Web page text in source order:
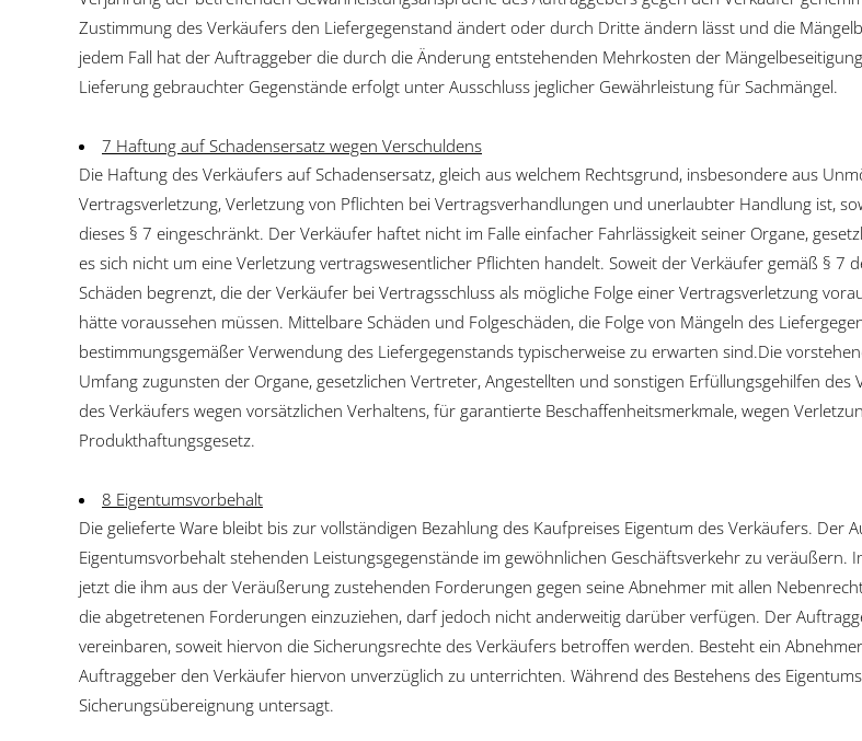
Zustimmung des Verkäufers den Liefergegenstand ändert oder durch Dritte ändern lässt und die
jedem Fall hat der Auftraggeber die durch die Änderung entstehenden Mehrkosten der
Lieferung gebrauchter Gegenstände erfolgt unter Ausschluss jeglicher Gewährleistung für Sachmängel.
7 Haftung auf Schadensersatz wegen Verschuldens
Die Haftung des Verkäufers auf Schadensersatz, gleich aus welchem Rechtsgrund, insbesondere aus
Vertragsverletzung, Verletzung von Pflichten bei Vertragsverhandlungen und unerlaubter Handlung ist,
dieses § 7 eingeschränkt. Der Verkäufer haftet nicht im Falle einfacher Fahrlässigkeit seiner Organe,
es sich nicht um eine Verletzung vertragswesentlicher Pflichten handelt. Soweit der Verkäufer gemäß §
Schäden begrenzt, die der Verkäufer bei Vertragsschluss als mögliche Folge einer Vertragsverletzung
hätte voraussehen müssen. Mittelbare Schäden und Folgeschäden, die Folge von Mängeln des
bestimmungsgemäßer Verwendung des Liefergegenstands typischerweise zu erwarten sind.Die
Umfang zugunsten der Organe, gesetzlichen Vertreter, Angestellten und sonstigen Erfüllungsgehilfen
des Verkäufers wegen vorsätzlichen Verhaltens, für garantierte Beschaffenheitsmerkmale, wegen
Produkthaftungsgesetz.
8 Eigentumsvorbehalt
Die gelieferte Ware bleibt bis zur vollständigen Bezahlung des Kaufpreises Eigentum des Verkäufers.
Eigentumsvorbehalt stehenden Leistungsgegenstände im gewöhnlichen Geschäftsverkehr zu
jetzt die ihm aus der Veräußerung zustehenden Forderungen gegen seine Abnehmer mit allen
die abgetretenen Forderungen einzuziehen, darf jedoch nicht anderweitig darüber verfügen. Der
vereinbaren, soweit hiervon die Sicherungsrechte des Verkäufers betroffen werden. Besteht ein
Auftraggeber den Verkäufer hiervon unverzüglich zu unterrichten. Während des Bestehens des
Sicherungsübereignung untersagt.